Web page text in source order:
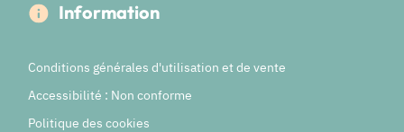
Information
Conditions générales d'utilisation et de vente
Accessibilité : Non conforme
Politique des cookies